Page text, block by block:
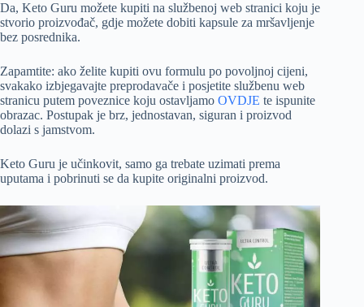
Da, Keto Guru možete kupiti na službenoj web stranici koju je
stvorio proizvođač, gdje možete dobiti kapsule za mršavljenje
bez posrednika.
Zapamtite: ako želite kupiti ovu formulu po povoljnoj cijeni,
svakako izbjegavajte preprodavače i posjetite službenu web
stranicu putem poveznice koju ostavljamo OVDJE te ispunite
obrazac. Postupak je brz, jednostavan, siguran i proizvod
dolazi s jamstvom.
Keto Guru je učinkovit, samo ga trebate uzimati prema
uputama i pobrinuti se da kupite originalni proizvod.